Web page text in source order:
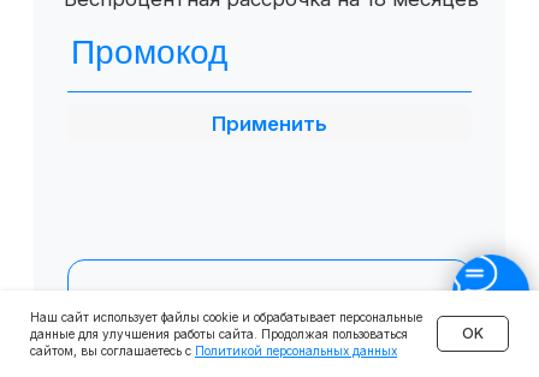
Сотрудничество
Наши эксперты
Корпоративным клиентам
Наш сайт использует файлы cookie и обрабатывает персональные
данные для улучшения работы сайта. Продолжая пользоваться
сайтом, вы соглашаетесь с Политикой персональных данных
OK